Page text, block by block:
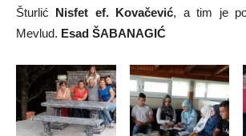
Šturlić Nisfet ef. Kovačević, a tim je
Mevlud. Esad ŠABANAGIĆ